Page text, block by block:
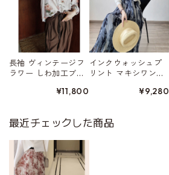
長袖 ヴィンテージフ
ラワー しわ加工ブラ
¥11,800
インクウォッシュプ
リント マキシワン
¥9,280
最近チェックした商品